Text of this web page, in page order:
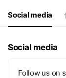
11:00 - 21:00
門市全年無休，誠
Social media
Social media
Follow us on